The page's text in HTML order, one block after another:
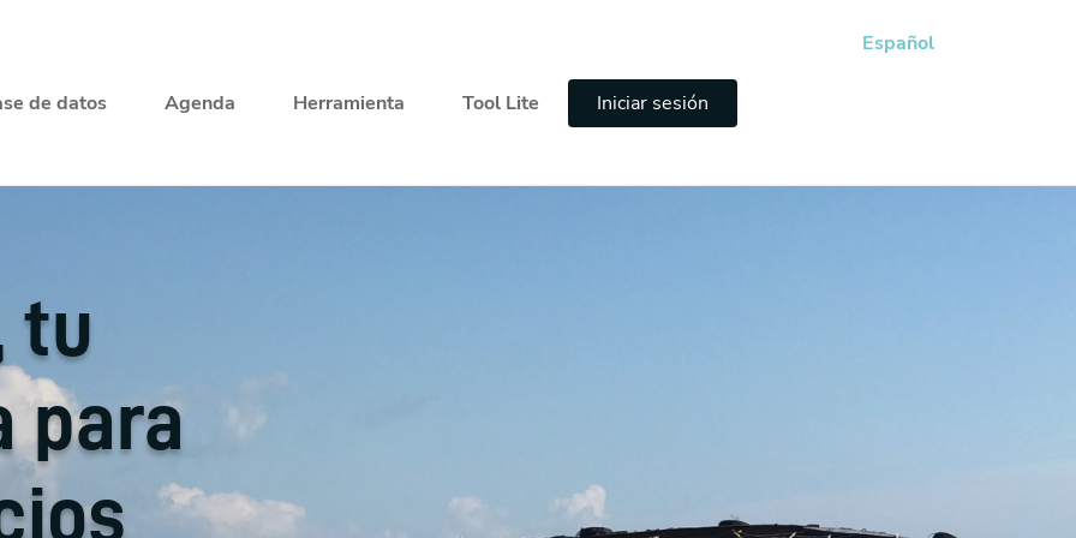
de datos Agenda Herramienta Tool Lite
Iniciar sesión
Español
tu
para